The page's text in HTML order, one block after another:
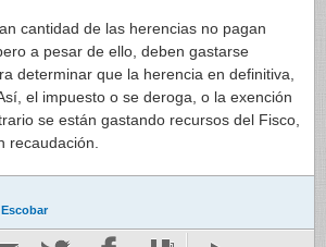
cantidad de las herencias no pagan
a pesar de ello, deben gastarse
determinar que la herencia en definitiva,
el impuesto o se deroga, o la exención
se están gastando recursos del Fisco,
recaudación.